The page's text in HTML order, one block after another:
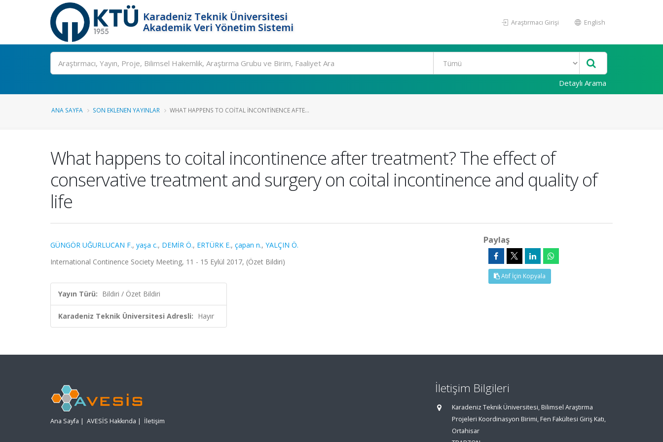
Karadeniz Teknik Üniversitesi
Akademik Veri Yönetim Sistemi
Araştırmacı Girişi English
Ara
Detaylı Arama
ANA SAYFA SON EKLENEN YAYINLAR WHAT HAPPENS TO COITAL INCONTINENCE AFTE...
What happens to coital incontinence after treatment? The effect of
conservative treatment and surgery on coital incontinence and quality of
life
GÜNGÖR UĞURLUCAN F., yaşa c., DEMİR Ö., ERTÜRK E., çapan n., YALÇIN Ö.
International Continence Society Meeting, 11 - 15 Eylül 2017, (Özet Bildiri)
Yayın Türü: Bildiri / Özet Bildiri
Karadeniz Teknik Üniversitesi Adresli: Hayır
Paylaş
Atıf İçin Kopyala
Ana Sayfa | AVESİS Hakkında | İletişim
İletişim Bilgileri
Karadeniz Teknik Üniversitesi, Bilimsel Araştırma
Projeleri Koordinasyon Birimi, Fen Fakültesi Giriş Katı,
Ortahisar